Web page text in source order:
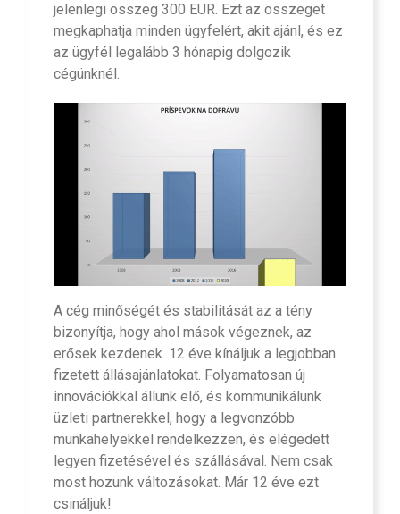
jelenlegi összeg 300 EUR. Ezt az összeget
megkaphatja minden ügyfelért, akit ajánl, és ez
az ügyfél legalább 3 hónapig dolgozik
cégünknél.
A cég minőségét és stabilitását az a tény
bizonyítja, hogy ahol mások végeznek, az
erősek kezdenek. 12 éve kínáljuk a legjobban
fizetett állásajánlatokat. Folyamatosan új
innovációkkal állunk elő, és kommunikálunk
üzleti partnerekkel, hogy a legvonzóbb
munkahelyekkel rendelkezzen, és elégedett
legyen fizetésével és szállásával. Nem csak
most hozunk változásokat. Már 12 éve ezt
csináljuk!